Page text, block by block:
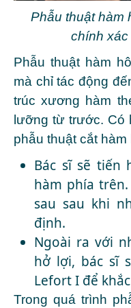
Phẫu thuật hàm
chính xác
Phẫu thuật hàm
mà chỉ tác động
trúc xương hàm
lưỡng từ trước. Có
phẫu thuật cắt hàm
Bác sĩ sẽ tiến
hàm phía
sau sau khi
định.
Ngoài ra với
hở lợi, bác sĩ
Lefort I để
Trong quá trình